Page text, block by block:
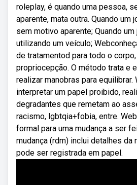
roleplay, é quando uma pessoa,
aparente, mata outra. Quando um
sem motivo aparente; Quando
utilizando um veículo;
de tratamentod para todo o
propriocepção. O método trata e
realizar manobras para equilibrar.
interpretar um papel proibido,
degradantes que remetam ao
racismo, lgbtqia+fobia, entre.
formal para uma mudança a ser
mudança (rdm) inclui detalhes da
pode ser registrada em papel.